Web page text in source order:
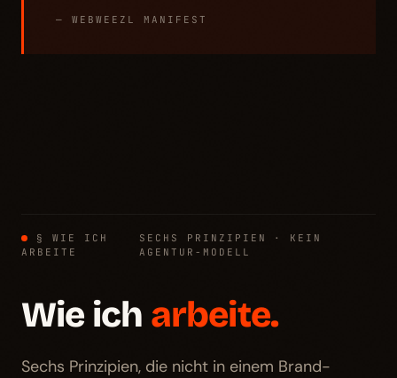
— WEBWEEZL MANIFEST
§ WIE ICH
ARBEITE
SECHS PRINZIPIEN · KEIN
AGENTUR-MODELL
Wie ich arbeite.
Sechs Prinzipien, die nicht in einem Brand-